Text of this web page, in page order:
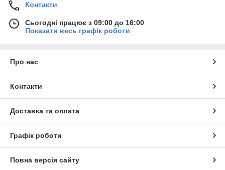
Контакти
Сьогодні працює з 09:00 до 16:00
Показати весь графік роботи
Про нас
Контакти
Доставка та оплата
Графік роботи
Повна версія сайту